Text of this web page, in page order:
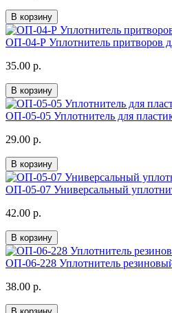
В корзину
ОП-04-Р Уплотнитель притворов
35.00 р.
В корзину
ОП-05-05 Уплотнитель для
29.00 р.
В корзину
ОП-05-07 Универсальный
42.00 р.
В корзину
ОП-06-228 Уплотнитель
38.00 р.